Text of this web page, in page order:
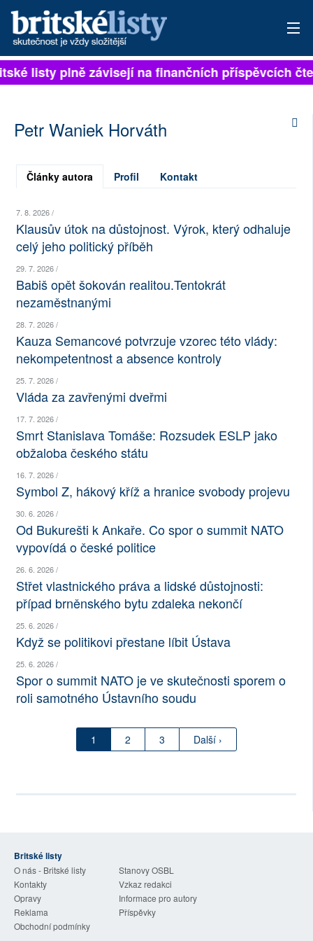
PŘIHLÁSIT
ARCHIV
ROZHOVORY
NEJČTENĚJŠÍ ZA 7 DNÍ
AUTOŘI
PŘÍSPĚVKY NA PROVOZ
SOCIÁLNÍ SÍTĚ
RUBRIKY
PLNÁ VERZE STRÁNEK
listy plně závisejí na finančních příspěvcích
Petr Waniek Horváth
Články autora Profil Kontakt
7. 8. 2026 /
Klausův útok na důstojnost. Výrok, který odhaluje
celý jeho politický příběh
29. 7. 2026 /
Babiš opět šokován realitou.Tentokrát
nezaměstnanými
28. 7. 2026 /
Kauza Semancové potvrzuje vzorec této vlády:
nekompetentnost a absence kontroly
25. 7. 2026 /
Vláda za zavřenými dveřmi
17. 7. 2026 /
Smrt Stanislava Tomáše: Rozsudek ESLP jako
obžaloba českého státu
16. 7. 2026 /
Symbol Z, hákový kříž a hranice svobody projevu
30. 6. 2026 /
Od Bukurešti k Ankaře. Co spor o summit NATO
vypovídá o české politice
26. 6. 2026 /
Střet vlastnického práva a lidské důstojnosti:
případ brněnského bytu zdaleka nekončí
25. 6. 2026 /
Když se politikovi přestane líbit Ústava
25. 6. 2026 /
Spor o summit NATO je ve skutečnosti sporem o
roli samotného Ústavního soudu
1 2 3 Další ›
Britské listy
O nás - Britské listy
Stanovy OSBL
Kontakty
Vzkaz redakci
Opravy
Informace pro autory
Reklama
Příspěvky
Obchodní podmínky